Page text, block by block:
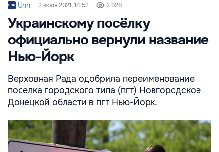
Unn 2 июля 2021, 14:53 2 928
Украинскому посёлку
официально вернули название
Нью-Йорк
Верховная Рада одобрила переименование
поселка городского типа (пгт) Новгородское
Донецкой области в пгт Нью-Йорк.